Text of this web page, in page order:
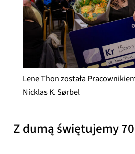
Lene Thon została
Nicklas K. Sørbel
Z dumą świętujemy